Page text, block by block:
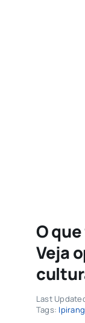
O
Veja
Last
Tags: